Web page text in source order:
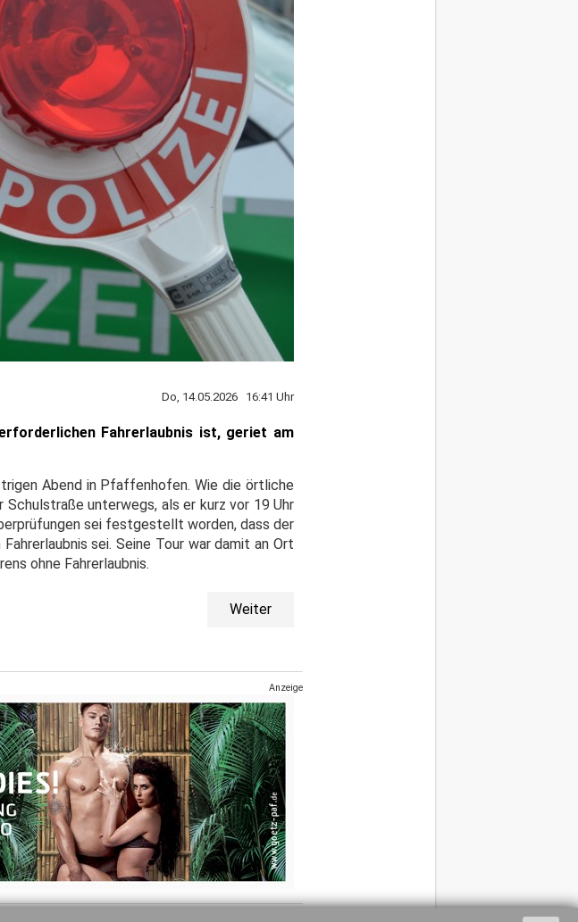
Do, 14.05.2026 16:41 Uhr
Fahrerlaubnis ist, geriet am
Abend in Pfaffenhofen. Wie die örtliche
unterwegs, als er kurz vor 19 Uhr
sei festgestellt worden, dass der
sei. Seine Tour war damit an Ort
ohne Fahrerlaubnis.
Weiter
Anzeige